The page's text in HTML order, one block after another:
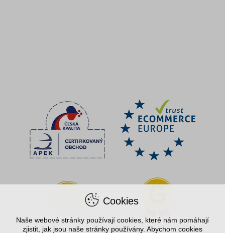
Cookies
Naše webové stránky používají cookies, které nám pomáhají
zjistit, jak jsou naše stránky používány. Abychom cookies